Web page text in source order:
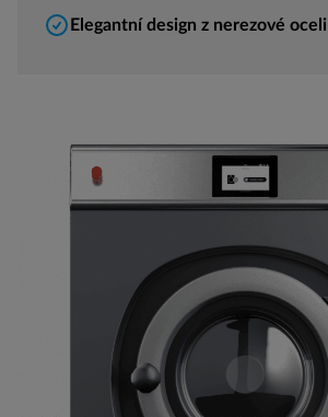
Elegantní design z nerezové oceli